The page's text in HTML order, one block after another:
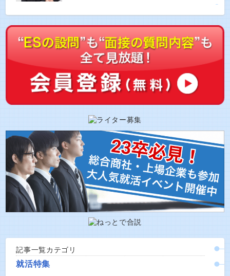
記事一覧カテゴリ
就活特集